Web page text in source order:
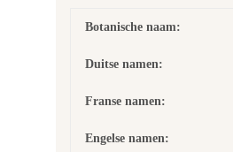
Botanische naam:
Duitse namen:
Franse namen:
Engelse namen: